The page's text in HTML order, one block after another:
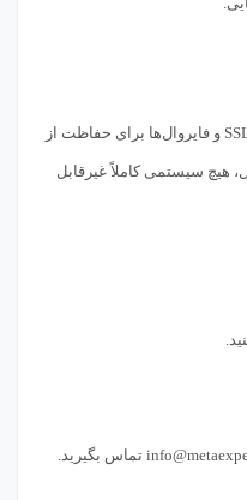
ما از پروتکل‌های امنیتی مانند رمزنگاری SSL و فایروال‌ها برای حفاظت از
هیچ سیستمی کاملاً غیرقابل
تماس بگیرید.